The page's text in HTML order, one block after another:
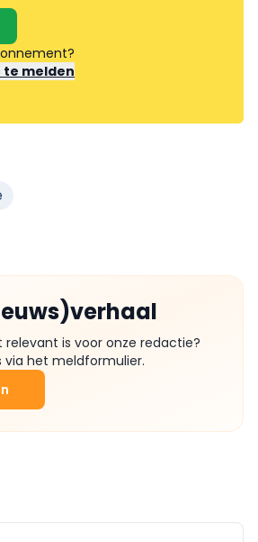
te melden
relevant is voor onze redactie?
het meldformulier.